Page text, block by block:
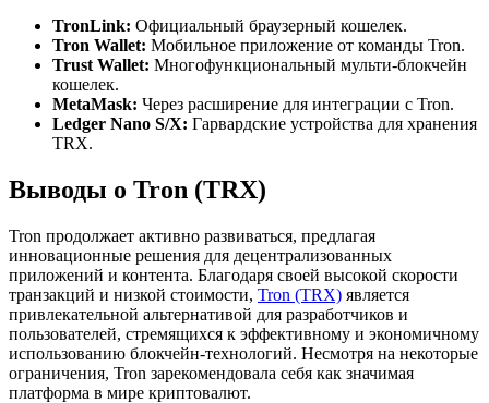
TronLink: Официальный браузерный кошелек.
Tron Wallet: Мобильное приложение от команды Tron.
Trust Wallet: Многофункциональный мульти-блокчейн
кошелек.
MetaMask: Через расширение для интеграции с Tron.
Ledger Nano S/X: Гарвардские устройства для хранения
TRX.
Выводы о Tron (TRX)
Tron продолжает активно развиваться, предлагая
инновационные решения для децентрализованных
приложений и контента. Благодаря своей высокой скорости
транзакций и низкой стоимости, Tron (TRX) является
привлекательной альтернативой для разработчиков и
пользователей, стремящихся к эффективному и экономичному
использованию блокчейн-технологий. Несмотря на некоторые
ограничения, Tron зарекомендовала себя как значимая
платформа в мире криптовалют.